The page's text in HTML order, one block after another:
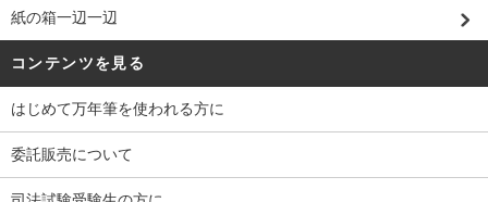
紙の箱一辺一辺
コンテンツを見る
はじめて万年筆を使われる方に
委託販売について